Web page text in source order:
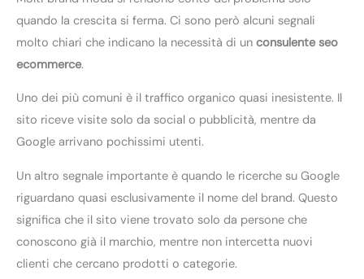
quando la crescita si ferma. Ci sono però alcuni segnali
molto chiari che indicano la necessità di un consulente seo
ecommerce.
Uno dei più comuni è il traffico organico quasi inesistente. Il
sito riceve visite solo da social o pubblicità, mentre da
Google arrivano pochissimi utenti.
Un altro segnale importante è quando le ricerche su Google
riguardano quasi esclusivamente il nome del brand. Questo
significa che il sito viene trovato solo da persone che
conoscono già il marchio, mentre non intercetta nuovi
clienti che cercano prodotti o categorie.